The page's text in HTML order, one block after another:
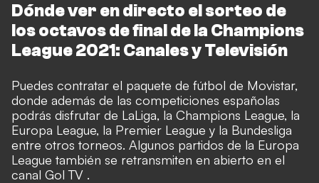
Dónde ver en directo el sorteo de
los octavos de final de la Champions
League 2021: Canales y Televisión
Puedes contratar el paquete de fútbol de Movistar,
donde además de las competiciones españolas
podrás disfrutar de LaLiga, la Champions League, la
Europa League, la Premier League y la Bundesliga
entre otros torneos. Algunos partidos de la Europa
League también se retransmiten en abierto en el
canal Gol TV .